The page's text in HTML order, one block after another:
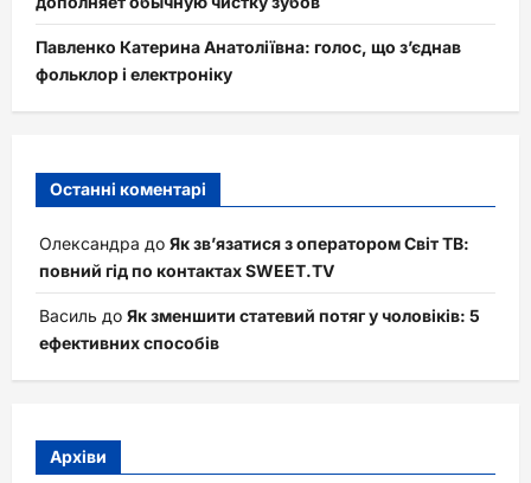
Павленко Катерина Анатоліївна: голос, що з’єднав
фольклор і електроніку
Останні коментарі
Олександра до Як зв’язатися з оператором Світ ТВ:
повний гід по контактах SWEET.TV
Василь до Як зменшити статевий потяг у чоловіків: 5
ефективних способів
Архіви